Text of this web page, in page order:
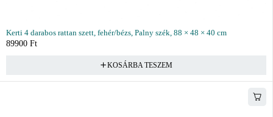
Kerti 4 darabos rattan szett, fehér/bézs, Palny szék, 88 × 48 × 40 cm
89900 Ft
KOSÁRBA TESZEM